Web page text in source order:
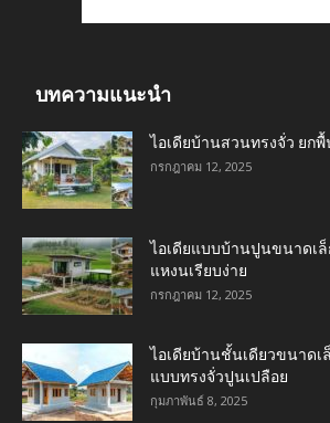
บทความแนะนำ
ไอเดียบ้านสวนทรงจั่ว ยก
กรกฎาคม 12, 2025
ไอเดียแบบบ้านปูนขนาดเล็
แหงนเรียบง่าย
กรกฎาคม 12, 2025
ไอเดียบ้านชั้นเดียวขนาดเ
แบบทรงจั่วปูนเปลือย
กุมภาพันธ์ 8, 2025